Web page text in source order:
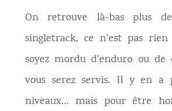
On retrouve là-bas plus
singletrack, ce n’est pas
soyez mordu d’enduro ou de
vous serez servis. Il y en a
niveaux… mais pour être